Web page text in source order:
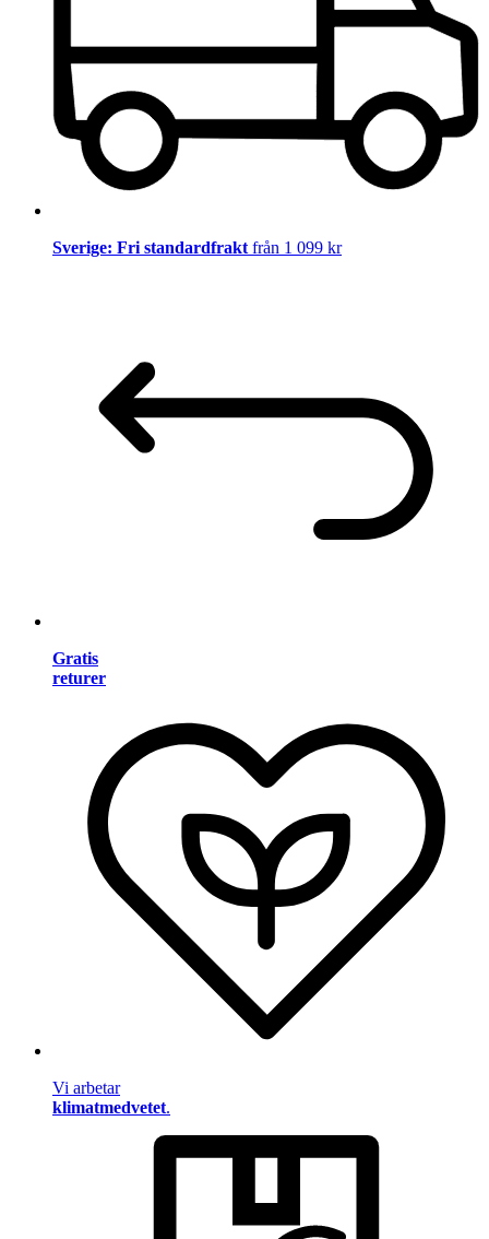
Sverige: Fri standardfrakt från 1 099 kr
Gratis
returer
Vi arbetar
klimatmedvetet.